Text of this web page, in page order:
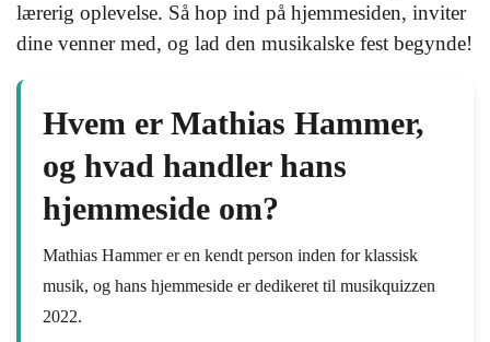
lærerig oplevelse. Så hop ind på hjemmesiden, inviter
dine venner med, og lad den musikalske fest begynde!
Hvem er Mathias Hammer,
og hvad handler hans
hjemmeside om?
Mathias Hammer er en kendt person inden for klassisk
musik, og hans hjemmeside er dedikeret til musikquizzen
2022.